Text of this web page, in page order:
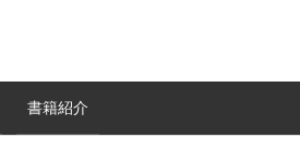
書籍紹介